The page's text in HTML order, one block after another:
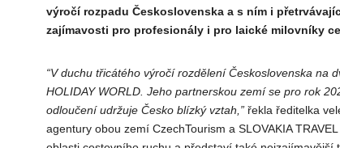
výročí rozpadu Československa a s ním i
zajímavosti pro profesionály i pro laické milovníky
“V duchu třicátého výročí rozdělení Československa
HOLIDAY WORLD. Jeho partnerskou zemí se pro rok
odloučení udržuje Česko blízký vztah,” řekla ředitelka
agentury obou zemí CzechTourism a SLOVAKIA